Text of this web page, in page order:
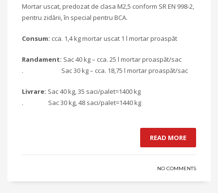
Mortar uscat, predozat de clasa M2,5 conform SR EN 998-2,
pentru zidării, în special pentru BCA.
Consum: cca. 1,4 kg mortar uscat 1 l mortar proaspăt
Randament: Sac 40 kg – cca. 25 l mortar proaspăt/sac
. Sac 30 kg – cca. 18,75 l mortar proaspăt/sac
Livrare: Sac 40 kg, 35 saci/palet=1400 kg
. Sac 30 kg, 48 saci/palet=1440 kg
READ MORE
NO COMMENTS